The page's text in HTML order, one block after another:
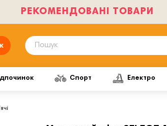
РЕКОМЕНДОВАНІ ТОВАРИ
Спорт Електро